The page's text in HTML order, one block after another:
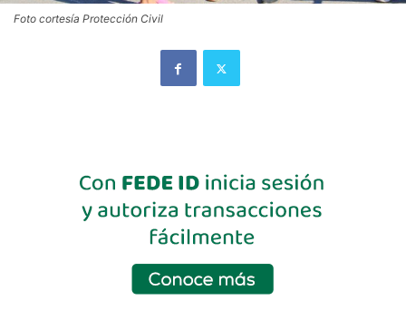
Foto cortesía Protección Civil